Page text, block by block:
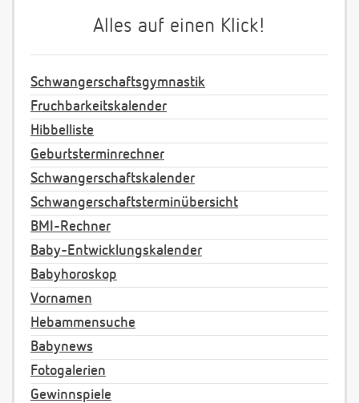
Alles auf einen Klick!
Schwangerschaftsgymnastik
Fruchbarkeitskalender
Hibbelliste
Geburtsterminrechner
Schwangerschaftskalender
Schwangerschaftsterminübersicht
BMI-Rechner
Baby-Entwicklungskalender
Babyhoroskop
Vornamen
Hebammensuche
Babynews
Fotogalerien
Gewinnspiele